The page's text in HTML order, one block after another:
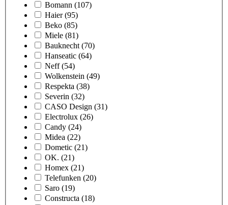
Bomann (107)
Haier (95)
Beko (85)
Miele (81)
Bauknecht (70)
Hanseatic (64)
Neff (54)
Wolkenstein (49)
Respekta (38)
Severin (32)
CASO Design (31)
Electrolux (26)
Candy (24)
Midea (22)
Dometic (21)
OK. (21)
Homex (21)
Telefunken (20)
Saro (19)
Constructa (18)